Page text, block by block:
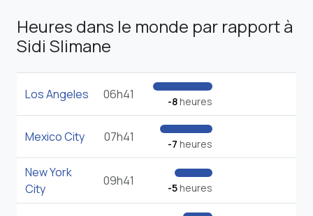
Heures dans le monde par rapport à
Sidi Slimane
Los Angeles 06h41 -8heures
Mexico City 07h41 -7 heures
New York
City
09h41 -5heures